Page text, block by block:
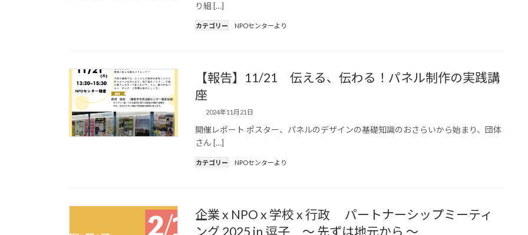
り組 […]
カテゴリー NPOセンターより
【報告】11/21 伝える、伝わる！パネル制作の実践講
座
2024年11月21日
開催レポート ポスター、パネルのデザインの基礎知識のおさらいから始まり、団体
さん […]
カテゴリー NPOセンターより
企業 x NPO x 学校 x 行政 パートナーシップミーティ
ング 2025 in 逗子 ～ 先ずは地元から ～